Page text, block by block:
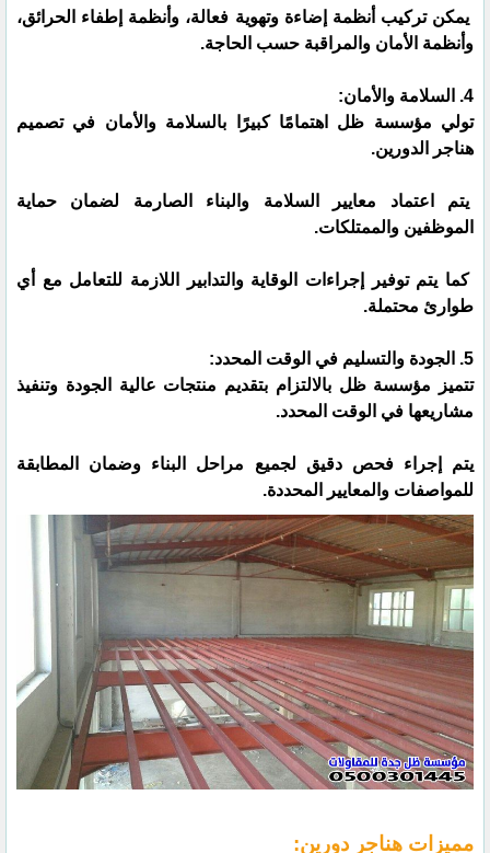
يمكن تركيب أنظمة إضاءة وتهوية فعالة، وأنظمة إطفاء الحرائق،
وأنظمة الأمان والمراقبة حسب الحاجة.
4. السلامة والأمان:
تولي مؤسسة ظل اهتمامًا كبيرًا بالسلامة والأمان في تصميم
هناجر الدورين.
يتم اعتماد معايير السلامة والبناء الصارمة لضمان حماية
الموظفين والممتلكات.
كما يتم توفير إجراءات الوقاية والتدابير اللازمة للتعامل مع أي
طوارئ محتملة.
5. الجودة والتسليم في الوقت المحدد:
تتميز مؤسسة ظل بالالتزام بتقديم منتجات عالية الجودة وتنفيذ
مشاريعها في الوقت المحدد.
يتم إجراء فحص دقيق لجميع مراحل البناء وضمان المطابقة
للمواصفات والمعايير المحددة.
مميزات هناجر دورين: